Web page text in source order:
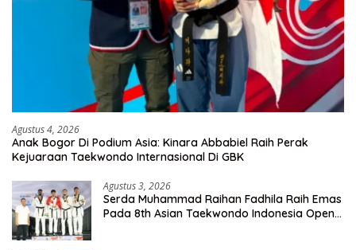
Agustus 4, 2026
Anak Bogor Di Podium Asia: Kinara Abbabiel Raih Perak
Kejuaraan Taekwondo Internasional Di GBK
Agustus 3, 2026
Serda Muhammad Raihan Fadhila Raih Emas
Pada 8th Asian Taekwondo Indonesia Open